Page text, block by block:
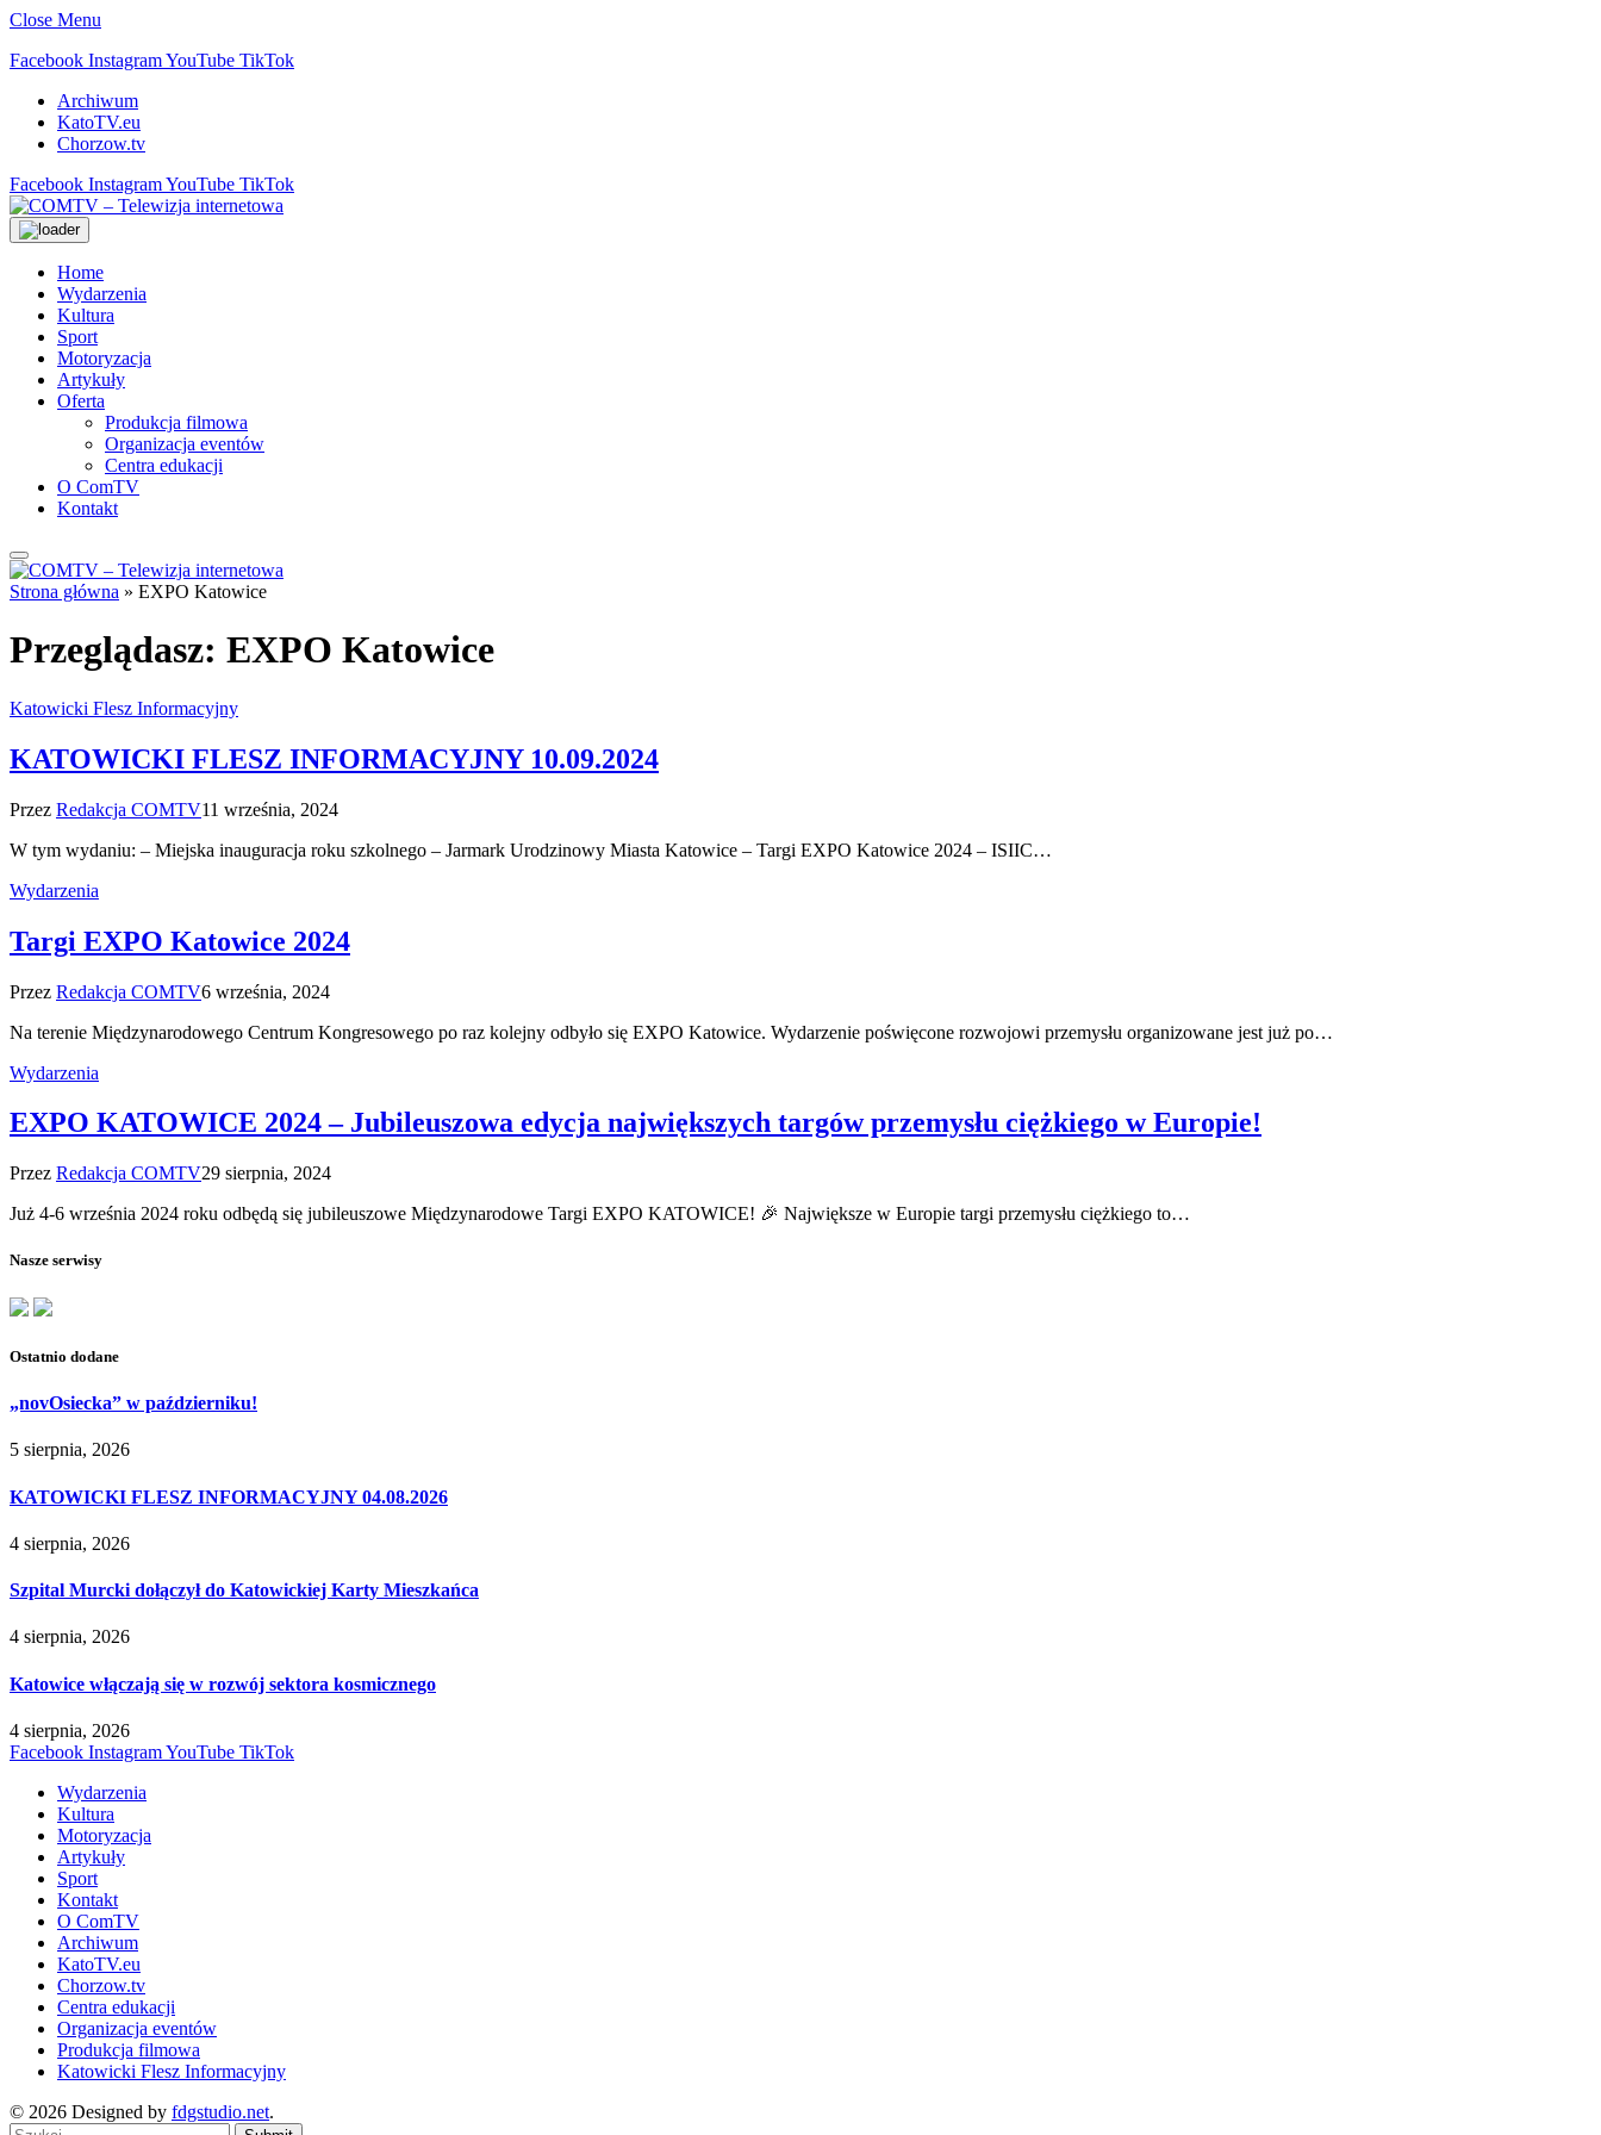
Close Menu
Facebook InstagramYouTube TikTok
Archiwum
KatoTV.eu
Chorzow.tv
Facebook InstagramYouTube TikTok
Home
Wydarzenia
Kultura
Sport
Motoryzacja
Artykuły
Oferta
Produkcja filmowa
Organizacja eventów
Centra edukacji
O ComTV
Kontakt
Strona główna » EXPO Katowice
Przeglądasz: EXPO Katowice
Katowicki Flesz Informacyjny
KATOWICKI FLESZ INFORMACYJNY 10.09.2024
Przez Redakcja COMTV11 września, 2024
W tym wydaniu: – Miejska inauguracja roku szkolnego – Jarmark Urodzinowy Miasta Katowice – Targi EXPO Katowice 2024 – ISIIC…
Wydarzenia
Targi EXPO Katowice 2024
Przez Redakcja COMTV6 września, 2024
Na terenie Międzynarodowego Centrum Kongresowego po raz kolejny odbyło się EXPO Katowice. Wydarzenie poświęcone rozwojowi przemysłu organizowane jest już po…
Wydarzenia
EXPO KATOWICE 2024 – Jubileuszowa edycja największych targów przemysłu ciężkiego w Europie!
Przez Redakcja COMTV29 sierpnia, 2024
Już 4-6 września 2024 roku odbędą się jubileuszowe Międzynarodowe Targi EXPO KATOWICE! 🎉 Największe w Europie targi przemysłu ciężkiego to…
Nasze serwisy
Ostatnio dodane
„novOsiecka” w październiku!
5 sierpnia, 2026
KATOWICKI FLESZ INFORMACYJNY 04.08.2026
4 sierpnia, 2026
Szpital Murcki dołączył do Katowickiej Karty Mieszkańca
4 sierpnia, 2026
Katowice włączają się w rozwój sektora kosmicznego
4 sierpnia, 2026
Facebook InstagramYouTube TikTok
Wydarzenia
Kultura
Motoryzacja
Artykuły
Sport
Kontakt
O ComTV
Archiwum
KatoTV.eu
Chorzow.tv
Centra edukacji
Organizacja eventów
Produkcja filmowa
Katowicki Flesz Informacyjny
© 2026 Designed by fdgstudio.net.